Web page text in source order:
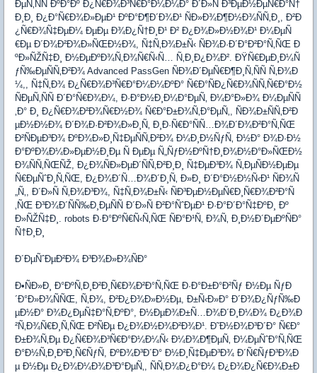
ÐµÑ‚ÑÑ ÐºÐ°Ðº Ð¿Ñ€Ð¾Ð³Ñ€Ð°Ð¼Ð¼Ð° Ð´Ð»Ñ Ð³ÐµÐ½ÐµÑ€Ð°Ñ†
Ð¸Ð¸ Ð¿Ð°Ñ€Ð¾Ð»ÐµÐ¹ ÐºÐ°Ð¶Ð´Ð¾Ð¹ ÑÐ»Ð¾Ð¶Ð½Ð¾ÑÑ‚Ð¸, Ð²Ð
¿Ñ€Ð¾Ñ‡ÐµÐ¼ ÐµÐµ Ð¾Ð¿Ñ†Ð¸Ð¹ Ð² Ð¿Ð¾Ð»Ð½Ð¾Ð¹ Ð¼ÐµÑ
€Ðµ Ð´Ð¾Ð²Ð¾Ð»ÑŒÐ½Ð¾, Ñ‡Ñ‚Ð¾Ð±Ñ‹ ÑÐ¾Ð·Ð´Ð°Ð²Ð°Ñ‚ÑŒ Ð
ºÐ»ÑŽÑ‡Ð¸ Ð½ÐµÐºÐ¾Ñ‚Ð¾Ñ€Ñ‹Ñ… Ñ‚Ð¸Ð¿Ð¾Ð². ÐŸÑ€ÐµÐ¸Ð¼Ñ
ƒÑ‰ÐµÑÑ‚Ð²Ð¾ Advanced PassGen ÑÐ¾Ð´ÐµÑ€Ð¶Ð¸Ñ‚ÑÑ Ñ‚Ð¾Ð
¼,, Ñ‡Ñ‚Ð¾ Ð¿Ñ€Ð¾Ð³Ñ€Ð°Ð¼Ð¼ÐºÐ° Ñ€Ð°ÑÐ¿Ñ€Ð¾ÑÑ‚Ñ€Ð°Ð½
ÑÐµÑ‚ÑÑ Ð´Ð°Ñ€Ð¾Ð¼, Ð·Ð°Ð½Ð¸Ð¼Ð°ÐµÑ‚ Ð¼Ð°Ð»Ð¾ Ð¼ÐµÑÑ
‚Ð° Ð¸ Ð¿Ñ€Ð¾Ð²Ð¾Ñ€Ð½Ð¾ Ñ€Ð°Ð±Ð¾Ñ‚Ð°ÐµÑ‚, ÑÐ¾Ð±ÑÑ‚Ð²Ð
µÐ½Ð½Ð¾ Ð´Ð¾Ð·Ð²Ð¾Ð»Ð¸Ñ‚ Ð¸Ð·Ñ€Ð°ÑÑ…Ð¾Ð´Ð¾Ð²Ð°Ñ‚ÑŒ
Ð²ÑÐµÐ³Ð¾ ÐºÐ¾Ð»Ð¸Ñ‡ÐµÑÑ‚Ð²Ð¾ Ð¼Ð¸Ð½ÑƒÑ‚ Ð½Ð° Ð¾Ð·Ð½
Ð°ÐºÐ¾Ð¼Ð»ÐµÐ½Ð¸Ðµ Ñ ÐµÐµ Ñ„ÑƒÐ½ÐºÑ†Ð¸Ð¾Ð½Ð°Ð»ÑŒÐ½
Ð¾ÑÑ‚ÑŒÑŽ, Ð¿Ð¾ÑÐ»ÐµÐ´ÑÑ‚Ð²Ð¸Ð¸ Ñ‡ÐµÐ³Ð¾ Ñ‚ÐµÑÐ½ÐµÐµ
Ñ€ÐµÑˆÐ¸Ñ‚ÑŒ, Ð¿Ð¾Ð´Ñ…Ð¾Ð´Ð¸Ñ‚ Ð»Ð¸ Ð´Ð°Ð½Ð½Ñ‹Ð¹ ÑÐ¾Ñ
„Ñ‚, Ð´Ð»Ñ Ñ‚Ð¾Ð³Ð¾, Ñ‡Ñ‚Ð¾Ð±Ñ‹ ÑÐ³ÐµÐ½ÐµÑ€Ð¸Ñ€Ð¾Ð²Ð°Ñ
‚ÑŒ Ð³Ð¾Ð´ÑÑ‰Ð¸ÐµÑÑ Ð´Ð»Ñ Ð²Ð°ÑˆÐµÐ¹ Ð·Ð°Ð´Ð°Ñ‡ÐºÐ¸ Ðº
Ð»ÑŽÑ‡Ð¸. robots Ð·Ð°ÐºÑ€Ñ‹Ñ‚ÑŒ ÑÐ°Ð¹Ñ‚ Ð¾Ñ‚ Ð¸Ð½Ð´ÐµÐºÑÐ°
Ñ†Ð¸Ð¸
Ð´ÐµÑˆÐµÐ²Ð¾ Ð³Ð¾Ð»Ð¾ÑÐ°
Ð•ÑÐ»Ð¸ Ð°ÐºÑ‚Ð¸Ð²Ð¸Ñ€Ð¾Ð²Ð°Ñ‚ÑŒ Ð·Ð°Ð±Ð°Ð²Ñƒ Ð½Ðµ ÑƒÐ
´Ð°Ð»Ð¾ÑÑŒ, Ñ‚Ð¾, Ð²Ð¿Ð¾Ð»Ð½Ðµ, Ð±Ñ‹Ð»Ð° Ð´Ð¾Ð¿ÑƒÑ‰Ð
µÐ½Ð° Ð¾Ð¿ÐµÑ‡Ð°Ñ‚ÐºÐ°, Ð½ÐµÐ¾Ð±Ñ…Ð¾Ð´Ð¸Ð¼Ð¾ Ð¿Ð¾Ð
²Ñ‚Ð¾Ñ€Ð¸Ñ‚ÑŒ Ð²ÑÐµ Ð¿Ð¾Ð½Ð¾Ð²Ð¾Ð¹. Ð˜Ð½Ð¾Ð³Ð´Ð° Ñ€Ð°
Ð±Ð¾Ñ‚Ðµ Ð¿Ñ€Ð¾Ð³Ñ€Ð°Ð¼Ð¼Ñ‹ Ð¼Ð¾Ð¶ÐµÑ‚ Ð¼ÐµÑˆÐ°Ñ‚ÑŒ
Ð°Ð½Ñ‚Ð¸Ð²Ð¸Ñ€ÑƒÑ, ÐºÐ¾Ð³Ð´Ð° Ð½Ð¸Ñ‡ÐµÐ³Ð¾ Ð´Ñ€ÑƒÐ³Ð¾Ð
µ Ð½Ðµ Ð¿Ð¾Ð¼Ð¾Ð³Ð°ÐµÑ‚, ÑÑ‚Ð¾Ð¿Ð°Ð¼ Ð¿Ð¾Ð¿Ñ€Ð¾Ð±Ð